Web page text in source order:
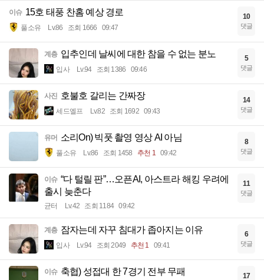
이슈 15호 태풍 찬홈 예상 경로
풀소유 Lv.86 조회 1666 09:47
10
댓글
계층 입추인데 날씨에 대한 참을 수 없는 분노
입사 Lv.94 조회 1386 09:46
5
댓글
사진 호불호 갈리는 간짜장
세드엘프 Lv.82 조회 1692 09:43
14
댓글
유머 소리On) 빅풋 촬영 영상 AI 아님
풀소유 Lv.86 조회 1458 추천 1 09:42
8
댓글
이슈 “다 털릴 판”…오픈AI, 아스트라 해킹 우려에
출시 늦춘다
균터 Lv.42 조회 1184 09:42
11
댓글
계층 잠자는데 자꾸 침대가 좁아지는 이유
입사 Lv.94 조회 2049 추천 1 09:41
6
댓글
이슈 축협) 성접대 한 7경기 전부 무패 17